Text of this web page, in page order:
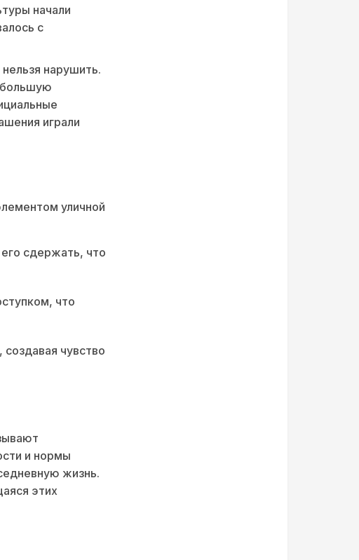
начали
с
нарушить.
большую
играли
уличной
сдержать, что
что
чувство
и нормы
жизнь.
этих